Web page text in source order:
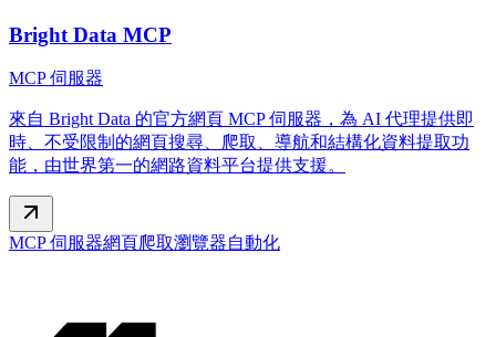
Bright Data MCP
MCP 伺服器
來自 Bright Data 的官方網頁 MCP 伺服器，為 AI 代理提供即
時、不受限制的網頁搜尋、爬取、導航和結構化資料提取功
能，由世界第一的網路資料平台提供支援。
MCP 伺服器網頁爬取瀏覽器自動化